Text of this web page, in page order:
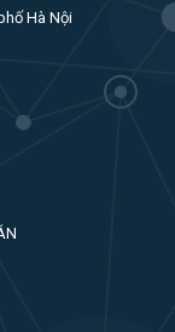
Hà Nội